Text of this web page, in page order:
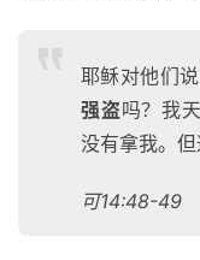
耶稣对他们
强盗吗？我
没有拿我。
可14:48-49